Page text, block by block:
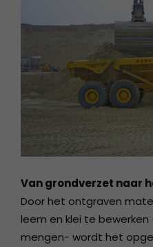
Van grondverzet naar
Door het ontgraven
leem en klei te bewerken
mengen- wordt het